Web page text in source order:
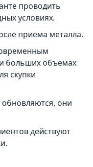
проводить
условиях.
приема металла.
больших объемах
скупки
они
действуют